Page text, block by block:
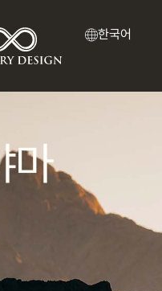
한국어
마